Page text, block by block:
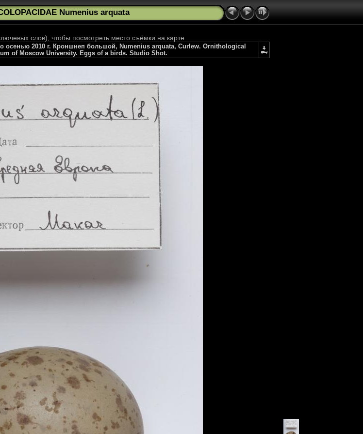
Numenius arquata
слов), чтобы посмотреть место съёмки на карте
осенью 2010 г. Кроншнеп большой, Numenius arquata, Curlew. Ornithological
of Moscow University. Eggs of a birds. Studio Shot.